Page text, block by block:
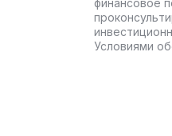
финансовое
Условиями